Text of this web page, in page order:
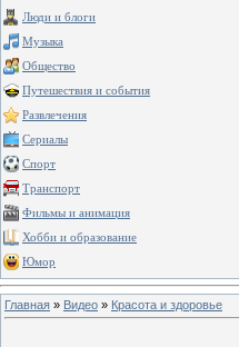
Люди и блоги
Музыка
Общество
Путешествия и события
Развлечения
Сериалы
Спорт
Транспорт
Фильмы и анимация
Хобби и образование
Юмор
Главная » Видео » Красота и здоровье